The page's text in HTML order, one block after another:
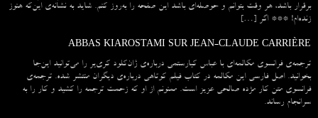
برقرار باشد، هر وقت بتوانم و حوصله‌ای باشد این صفحه را به‌روز کنم. شاید به نشانه‌ی این‌که هنوز
زنده‌ام! *** اگر […]
ABBAS KIAROSTAMI SUR JEAN-CLAUDE CARRIÈRE
ترجمه‌ی فرانسوی مکالمه‌ای با عباس کیارستمی درباره‌ی ژان‌کلود کری‌یر را می‌توانید این‌جا
بخوانید. اصل فارسی این مکالمه در کتاب فیلم کوتاهی درباره‌ی دیگران منتشر شده. ترجمه‌ی
فرانسوی متن کار مژده صالحی عزیز است. ممنونم از او که زحمت ترجمه را کشید و کار را به
سرانجام رساند.